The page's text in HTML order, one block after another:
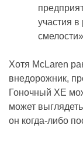
участия в
Хотя McLaren
внедорожник,
Гоночный XE
может
он когда-либо